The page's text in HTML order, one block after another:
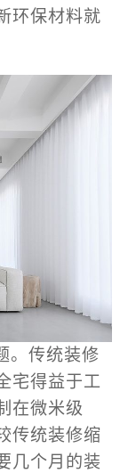
环保材料就
。传统装修
宅得益于工
在微米级
传统装修缩
几个月的装